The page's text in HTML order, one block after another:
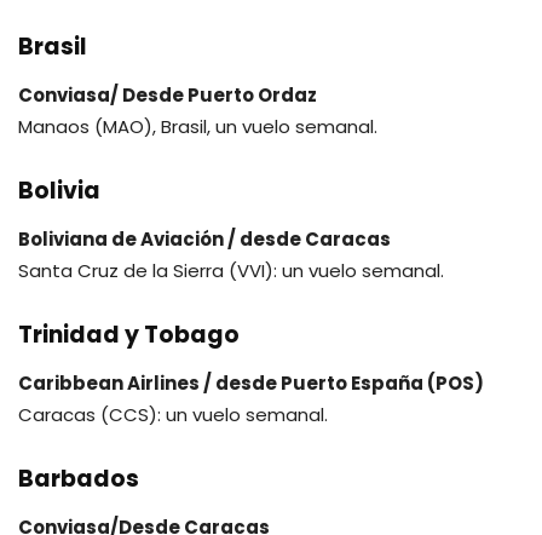
Brasil
Conviasa/ Desde Puerto Ordaz
Manaos (MAO), Brasil, un vuelo semanal.
Bolivia
Boliviana de Aviación / desde Caracas
Santa Cruz de la Sierra (VVI): un vuelo semanal.
Trinidad y Tobago
Caribbean Airlines / desde Puerto España (POS)
Caracas (CCS): un vuelo semanal.
Barbados
Conviasa/Desde Caracas